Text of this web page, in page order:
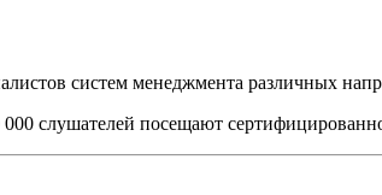
систем менеджмента различных
слушателей посещают